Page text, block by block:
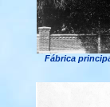
Fábrica